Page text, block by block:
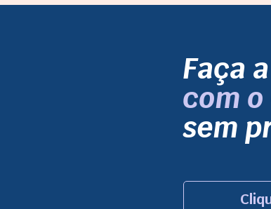
Faça
com
sem